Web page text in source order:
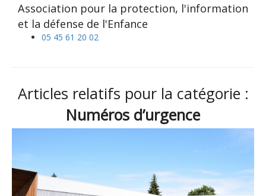
Association pour la protection, l'information
et la défense de l'Enfance
05 45 61 20 02
Articles relatifs pour la catégorie :
Numéros d’urgence